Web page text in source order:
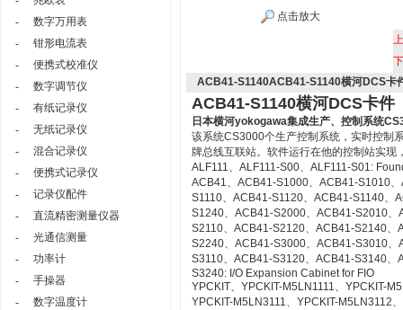
-
数字万用表
-
钳形电流表
-
便携式校准仪
-
数字调节仪
-
有纸记录仪
-
无纸记录仪
-
混合记录仪
-
便携式记录仪
-
记录仪配件
-
直流精密测量仪器
-
光通信测量
-
功率计
-
手操器
-
数字温度计
点击放大
ACB41-S1140ACB41-S1140横河DCS卡
ACB41-S1140横河DCS卡件
日本横河yokogawa集成生产、控制系统
该系统CS3000个生产控制系统，实时控制
牌总线互联站。软件运行在他的控制站实
ALF111、ALF111-S00、ALF111-S01:
ACB41、ACB41-S1000、ACB41-S1010
S1110、ACB41-S1120、ACB41-S1140
S1240、ACB41-S2000、ACB41-S2010
S2110、ACB41-S2120、ACB41-S2140
S2240、ACB41-S3000、ACB41-S3010
S3110、ACB41-S3120、ACB41-S3140
S3240: I/O Expansion Cabinet for FIO
YPCKIT、YPCKIT-M5LN1111、YPCKIT-
YPCKIT-M5LN3111、YPCKIT-M5LN3112